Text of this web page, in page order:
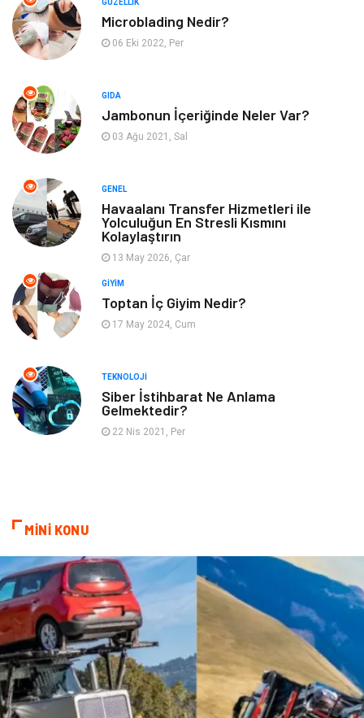
Organizasyon
Emlak Spor
Genel Kültür Tatil
İnternet
Gayrimenkul
Astroloji Müzik
Ev İşleri
Sigorta
Microblading Nedir?
06 Eki 2022, Per
GIDA
Jambonun İçeriğinde Neler Var?
03 Ağu 2021, Sal
GENEL
Havaalanı Transfer Hizmetleri ile
Yolculuğun En Stresli Kısmını
Kolaylaştırın
13 May 2026, Çar
GIYIM
Toptan İç Giyim Nedir?
17 May 2024, Cum
TEKNOLOJI
Siber İstihbarat Ne Anlama
Gelmektedir?
22 Nis 2021, Per
MİNİ KONU